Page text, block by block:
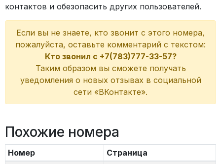
контактов и обезопасить других пользователей.
Если вы не знаете, кто звонит с этого номера,
пожалуйста, оставьте комментарий с текстом:
Кто звонил с +7(783)777-33-57?
Таким образом вы сможете получать
уведомления о новых отзывах в социальной
сети «ВКонтакте».
Похожие номера
Номер
Страница